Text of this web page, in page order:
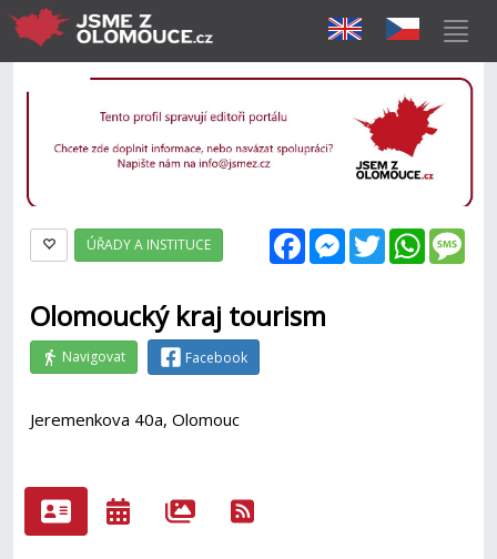
FacebookMessenger
Twitter
ÚŘADY A INSTITUCE
Olomoucký kraj tourism
Navigovat Facebook
Jeremenkova 40a, Olomouc